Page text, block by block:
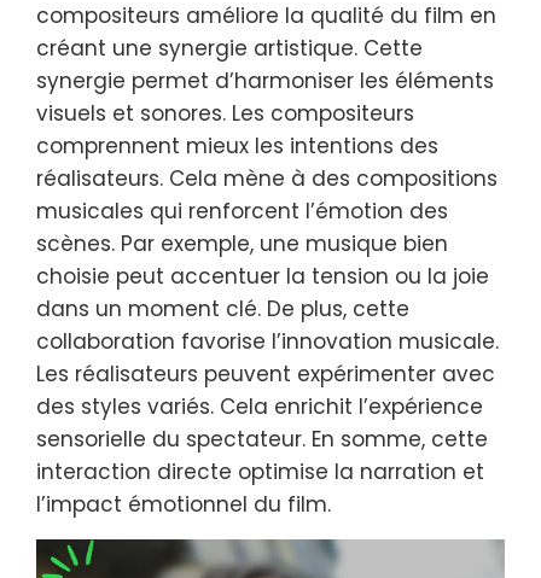
compositeurs améliore la qualité du film en
créant une synergie artistique. Cette
synergie permet d’harmoniser les éléments
visuels et sonores. Les compositeurs
comprennent mieux les intentions des
réalisateurs. Cela mène à des compositions
musicales qui renforcent l’émotion des
scènes. Par exemple, une musique bien
choisie peut accentuer la tension ou la joie
dans un moment clé. De plus, cette
collaboration favorise l’innovation musicale.
Les réalisateurs peuvent expérimenter avec
des styles variés. Cela enrichit l’expérience
sensorielle du spectateur. En somme, cette
interaction directe optimise la narration et
l’impact émotionnel du film.